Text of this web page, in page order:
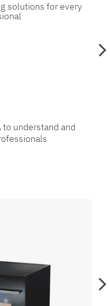
solutions for every
understand and